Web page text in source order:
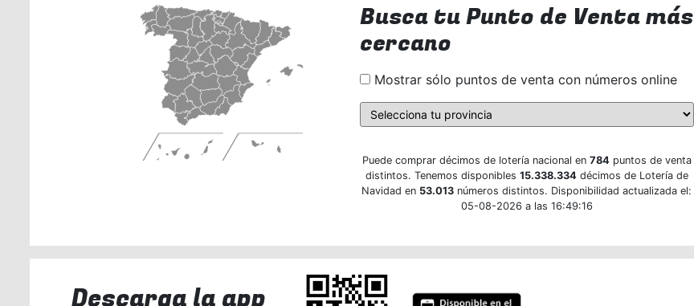
Busca tu Punto de Venta más
cercano
Mostrar sólo puntos de venta con números online
Puede comprar décimos de lotería nacional en 784puntos de venta
distintos. Tenemos disponibles 15.338.334décimos de Lotería de
Navidad en 53.013 números distintos. Disponibilidad actualizada el:
05-08-2026 a las 16:49:16